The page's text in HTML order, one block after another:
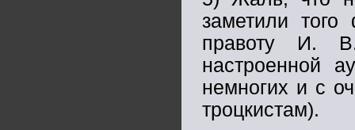
заметили
правоту И. В.
настроенной
немногих и с
троцкистам).